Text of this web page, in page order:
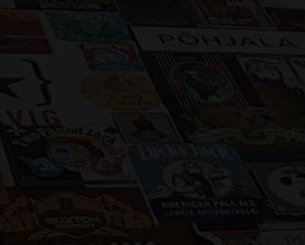
Selezioniamo
birre provenienti da tutto il
distribuiamo sul territorio
Privilegiamo la scelta di